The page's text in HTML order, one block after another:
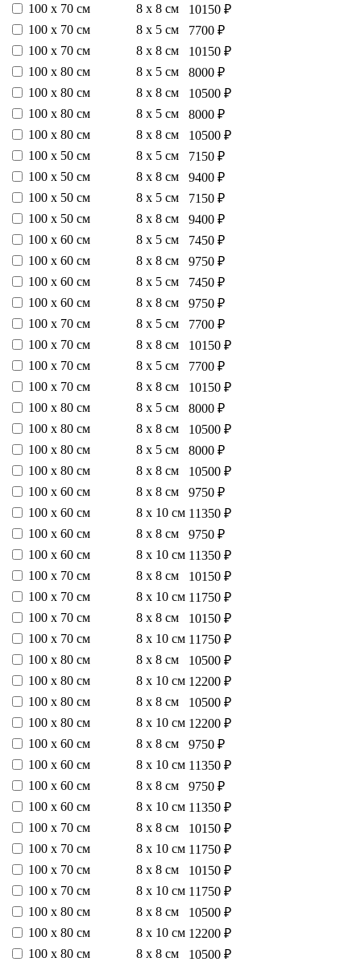
100 х 70 см
8 х 8 см
10150 ₽
100 х 70 см
8 х 5 см
7700 ₽
100 х 70 см
8 х 8 см
10150 ₽
100 х 80 см
8 х 5 см
8000 ₽
100 х 80 см
8 х 8 см
10500 ₽
100 х 80 см
8 х 5 см
8000 ₽
100 х 80 см
8 х 8 см
10500 ₽
100 х 50 см
8 х 5 см
7150 ₽
100 х 50 см
8 х 8 см
9400 ₽
100 х 50 см
8 х 5 см
7150 ₽
100 х 50 см
8 х 8 см
9400 ₽
100 х 60 см
8 х 5 см
7450 ₽
100 х 60 см
8 х 8 см
9750 ₽
100 х 60 см
8 х 5 см
7450 ₽
100 х 60 см
8 х 8 см
9750 ₽
100 х 70 см
8 х 5 см
7700 ₽
100 х 70 см
8 х 8 см
10150 ₽
100 х 70 см
8 х 5 см
7700 ₽
100 х 70 см
8 х 8 см
10150 ₽
100 х 80 см
8 х 5 см
8000 ₽
100 х 80 см
8 х 8 см
10500 ₽
100 х 80 см
8 х 5 см
8000 ₽
100 х 80 см
8 х 8 см
10500 ₽
100 х 60 см
8 х 8 см
9750 ₽
100 х 60 см
8 х 10 см 11350 ₽
100 х 60 см
8 х 8 см
9750 ₽
100 х 60 см
8 х 10 см 11350 ₽
100 х 70 см
8 х 8 см
10150 ₽
100 х 70 см
8 х 10 см 11750 ₽
100 х 70 см
8 х 8 см
10150 ₽
100 х 70 см
8 х 10 см 11750 ₽
100 х 80 см
8 х 8 см
10500 ₽
100 х 80 см
8 х 10 см 12200 ₽
100 х 80 см
8 х 8 см
10500 ₽
100 х 80 см
8 х 10 см 12200 ₽
100 х 60 см
8 х 8 см
9750 ₽
100 х 60 см
8 х 10 см 11350 ₽
100 х 60 см
8 х 8 см
9750 ₽
100 х 60 см
8 х 10 см 11350 ₽
100 х 70 см
8 х 8 см
10150 ₽
100 х 70 см
8 х 10 см 11750 ₽
100 х 70 см
8 х 8 см
10150 ₽
100 х 70 см
8 х 10 см 11750 ₽
100 х 80 см
8 х 8 см
10500 ₽
100 х 80 см
8 х 10 см 12200 ₽
100 х 80 см
8 х 8 см
10500 ₽